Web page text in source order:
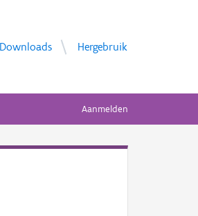
Downloads Hergebruik
Aanmelden